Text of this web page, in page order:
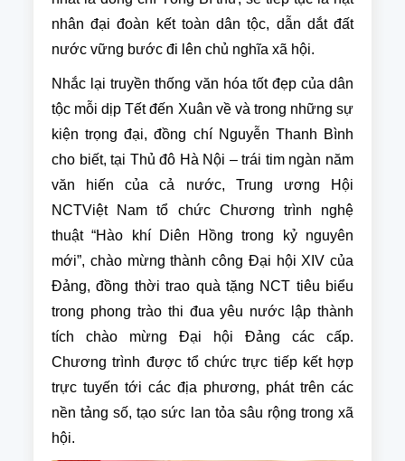
nhân đại đoàn kết toàn dân tộc, dẫn dắt đất
nước vững bước đi lên chủ nghĩa xã hội.
Nhắc lại truyền thống văn hóa tốt đẹp của dân
tộc mỗi dịp Tết đến Xuân về và trong những sự
kiện trọng đại, đồng chí Nguyễn Thanh Bình
cho biết, tại Thủ đô Hà Nội – trái tim ngàn năm
văn hiến của cả nước, Trung ương Hội
NCTViệt Nam tổ chức Chương trình nghệ
thuật “Hào khí Diên Hồng trong kỷ nguyên
mới”, chào mừng thành công Đại hội XIV của
Đảng, đồng thời trao quà tặng NCT tiêu biểu
trong phong trào thi đua yêu nước lập thành
tích chào mừng Đại hội Đảng các cấp.
Chương trình được tổ chức trực tiếp kết hợp
trực tuyến tới các địa phương, phát trên các
nền tảng số, tạo sức lan tỏa sâu rộng trong xã
hội.